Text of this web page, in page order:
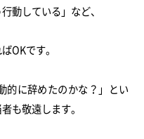
動している」など、
OKです。
的に辞めたのかな？」とい
も敬遠します。